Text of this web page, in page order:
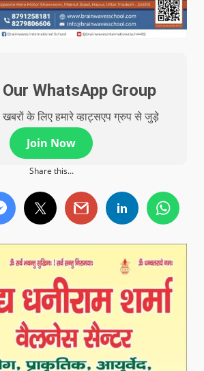
WhatsApp Group
खबरों के लिए हमारे व्हाट्सएप ग्रुप से जुड़े
Join Now
Share this...